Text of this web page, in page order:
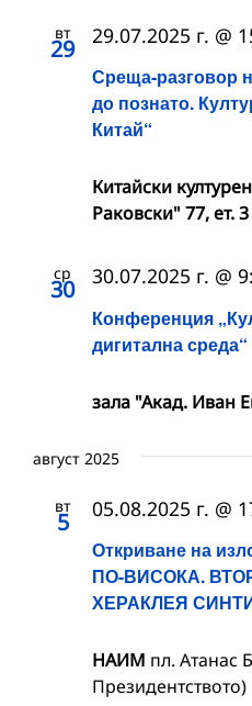
вт
29
Среща-разговор
до познато.
Китай“
29.07.2025 г. @
Китайски
Раковски" 77, ет. 3
ср
30
Конференция
дигитална среда“
30.07.2025 г. @
зала "Акад. Иван
август 2025
вт
5
Откриване на
ПО-ВИСОКА.
ХЕРАКЛЕЯ
05.08.2025 г. @
НАИМ пл. Атанас
Президентството)